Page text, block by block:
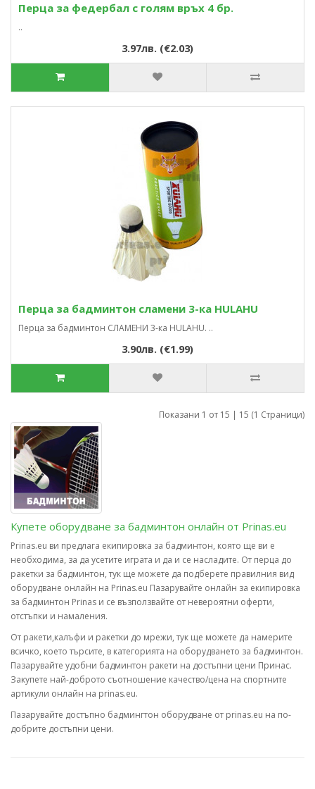
Перца за федербал с голям връх 4 бр.
..
3.97лв. (€2.03)
Перца за бадминтон сламени 3-ка HULAHU
Перца за бадминтон СЛАМЕНИ 3-ка HULAHU. ..
3.90лв. (€1.99)
Показани 1 от 15 | 15 (1 Страници)
Купете оборудване за бадминтон онлайн от Prinas.eu
Prinas.eu ви предлага екипировка за бадминтон, която ще ви е
необходима, за да усетите играта и да и се насладите. От перца до
ракетки за бадминтон, тук ще можете да подберете правилния вид
оборудване онлайн на Prinas.eu Пазарувайте онлайн за екипировка
за бадминтон Prinas и се възползвайте от невероятни оферти,
отстъпки и намаления.
От ракети,калъфи и ракетки до мрежи, тук ще можете да намерите
всичко, което търсите, в категорията на оборудването за бадминтон.
Пазарувайте удобни бадминтон ракети на достъпни цени Принас.
Закупете най-доброто съотношение качество/цена на спортните
артикули онлайн на prinas.eu.
Пазарувайте достъпно бадмингтон оборудване от prinas.eu на по-
добрите достъпни цени.